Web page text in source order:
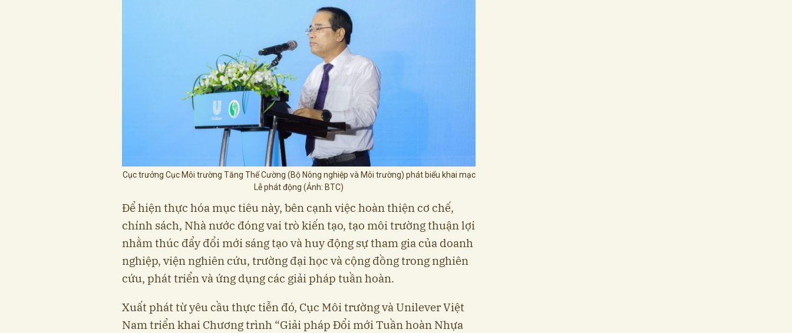
Cục trưởng Cục Môi trường Tăng Thế Cường (Bộ Nông nghiệp và Môi trường) phát biểu khai mạc
Lễ phát động (Ảnh: BTC)
Để hiện thực hóa mục tiêu này, bên cạnh việc hoàn thiện cơ chế,
chính sách, Nhà nước đóng vai trò kiến tạo, tạo môi trường thuận lợi
nhằm thúc đẩy đổi mới sáng tạo và huy động sự tham gia của doanh
nghiệp, viện nghiên cứu, trường đại học và cộng đồng trong nghiên
cứu, phát triển và ứng dụng các giải pháp tuần hoàn.
Xuất phát từ yêu cầu thực tiễn đó, Cục Môi trường và Unilever Việt
Nam triển khai Chương trình “Giải pháp Đổi mới Tuần hoàn Nhựa